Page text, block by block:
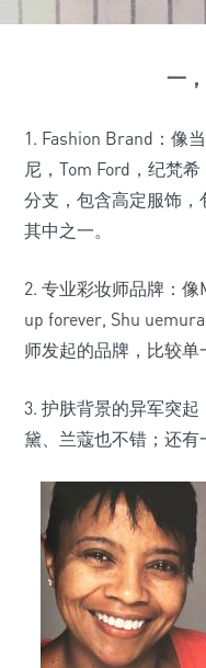
一
1. Fashion Brand：像
尼，Tom Ford，纪梵
分支，包含高定服饰
其中之一。
2. 专业彩妆师品牌：像
up forever, Shu
师发起的品牌，比较单
3. 护肤背景的异军突
黛、兰蔻也不错；还有